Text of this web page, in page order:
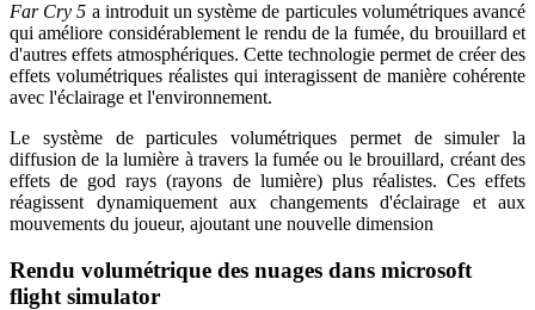
Far Cry 5 a introduit un système de particules volumétriques avancé
qui améliore considérablement le rendu de la fumée, du brouillard et
d'autres effets atmosphériques. Cette technologie permet de créer des
effets volumétriques réalistes qui interagissent de manière cohérente
avec l'éclairage et l'environnement.
Le système de particules volumétriques permet de simuler la
diffusion de la lumière à travers la fumée ou le brouillard, créant des
effets de god rays (rayons de lumière) plus réalistes. Ces effets
réagissent dynamiquement aux changements d'éclairage et aux
mouvements du joueur, ajoutant une nouvelle dimension
Rendu volumétrique des nuages dans microsoft
flight simulator